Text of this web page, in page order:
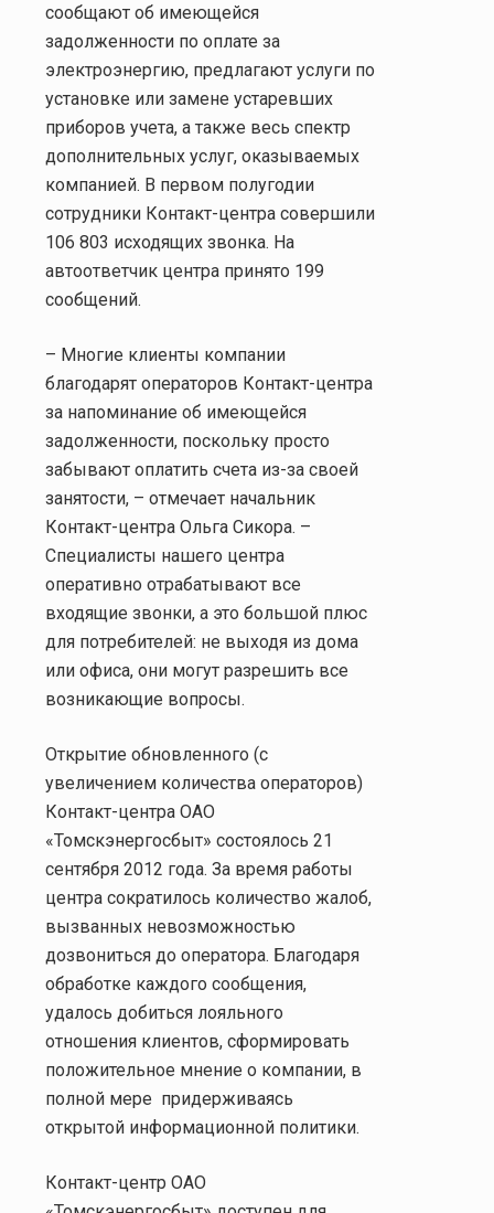
сообщают об имеющейся
задолженности по оплате за
электроэнергию, предлагают услуги по
установке или замене устаревших
приборов учета, а также весь спектр
дополнительных услуг, оказываемых
компанией. В первом полугодии
сотрудники Контакт-центра совершили
106 803 исходящих звонка. На
автоответчик центра принято 199
сообщений.
– Многие клиенты компании
благодарят операторов Контакт-центра
за напоминание об имеющейся
задолженности, поскольку просто
забывают оплатить счета из-за своей
занятости, – отмечает начальник
Контакт-центра Ольга Сикора. –
Специалисты нашего центра
оперативно отрабатывают все
входящие звонки, а это большой плюс
для потребителей: не выходя из дома
или офиса, они могут разрешить все
возникающие вопросы.
Открытие обновленного (с
увеличением количества операторов)
Контакт-центра ОАО
«Томскэнергосбыт» состоялось 21
сентября 2012 года. За время работы
центра сократилось количество жалоб,
вызванных невозможностью
дозвониться до оператора. Благодаря
обработке каждого сообщения,
удалось добиться лояльного
отношения клиентов, сформировать
положительное мнение о компании, в
полной мере придерживаясь
открытой информационной политики.
Контакт-центр ОАО